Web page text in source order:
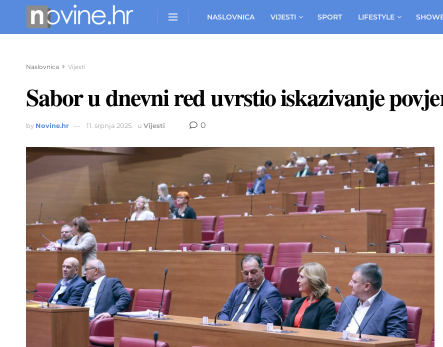
NASLOVNICA VIJESTI SPORT LIFESTYLE
Naslovnica Vijesti
Sabor u dnevni red uvrstio iskazivanje
by Novine.hr 11. srpnja 2025. u Vijesti 0